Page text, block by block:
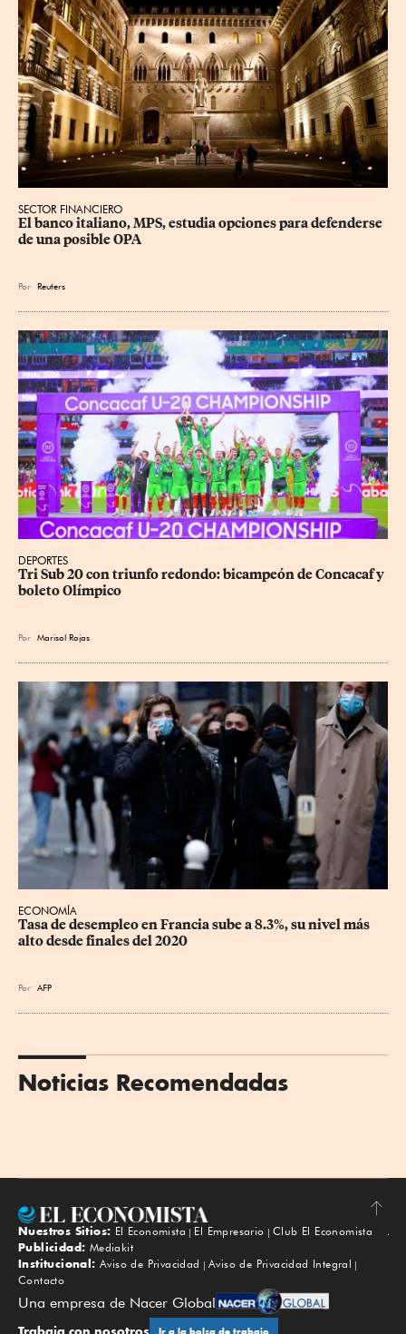
SECTOR FINANCIERO
El banco italiano, MPS, estudia opciones para defenderse
de una posible OPA
Por Reuters
DEPORTES
Tri Sub 20 con triunfo redondo: bicampeón de Concacaf y
boleto Olímpico
Por Marisol Rojas
ECONOMÍA
Tasa de desempleo en Francia sube a 8.3%, su nivel más
alto desde finales del 2020
Por AFP
Noticias Recomendadas
Subir
Nuestros Sitios: El Economista El Empresario
Club El Economista
Publicidad: Mediakit
Institucional: Aviso de Privacidad
Aviso de Privacidad Integral
Contacto
Una empresa de Nacer Global
Trabaja con nosotros Ir a la bolsa de trabajo